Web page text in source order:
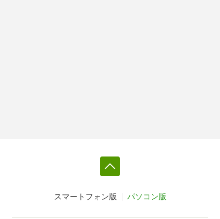
スマートフォン版 パソコン版